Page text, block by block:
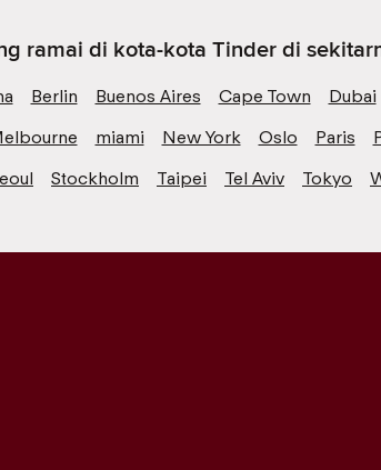
ramai di kota-kota Tinder di
Berlin Buenos Aires Cape Town Dubai
miami New York Oslo Paris
Stockholm Taipei Tel Aviv Tokyo